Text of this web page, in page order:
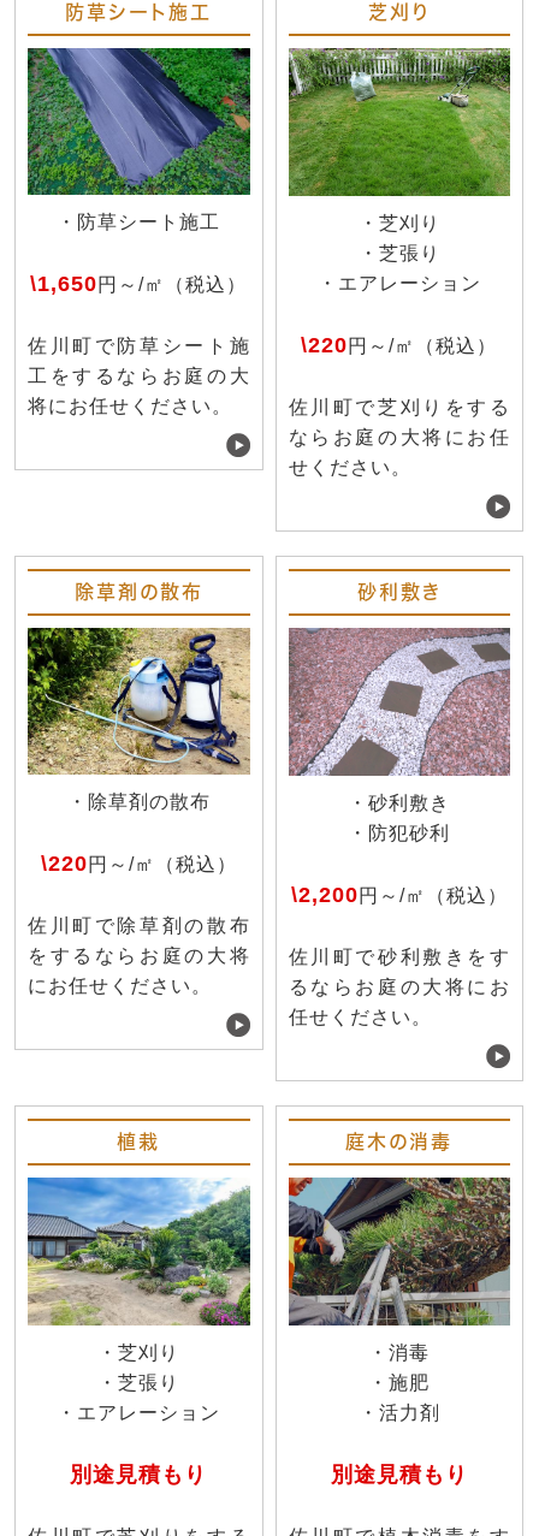
防草シート施工
・防草シート施工
\1,650円～/㎡（税込）
佐川町で防草シート施
工をするならお庭の大
将にお任せください。
芝刈り
・芝刈り
・芝張り
・エアレーション
\220円～/㎡（税込）
佐川町で芝刈りをする
ならお庭の大将にお任
せください。
除草剤の散布
・除草剤の散布
\220円～/㎡（税込）
佐川町で除草剤の散布
をするならお庭の大将
にお任せください。
砂利敷き
・砂利敷き
・防犯砂利
\2,200円～/㎡（税込）
佐川町で砂利敷きをす
るならお庭の大将にお
任せください。
植栽
・芝刈り
・芝張り
・エアレーション
別途見積もり
庭木の消毒
・消毒
・施肥
・活力剤
別途見積もり